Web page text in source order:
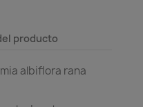
producto
albiflora rana